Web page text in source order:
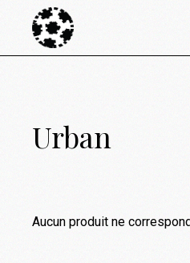
Urban
Aucun produit ne